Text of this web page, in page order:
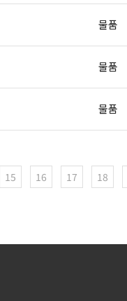
물품
물품
물품
15 16 17 18